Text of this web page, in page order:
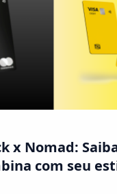
x Nomad:
com seu